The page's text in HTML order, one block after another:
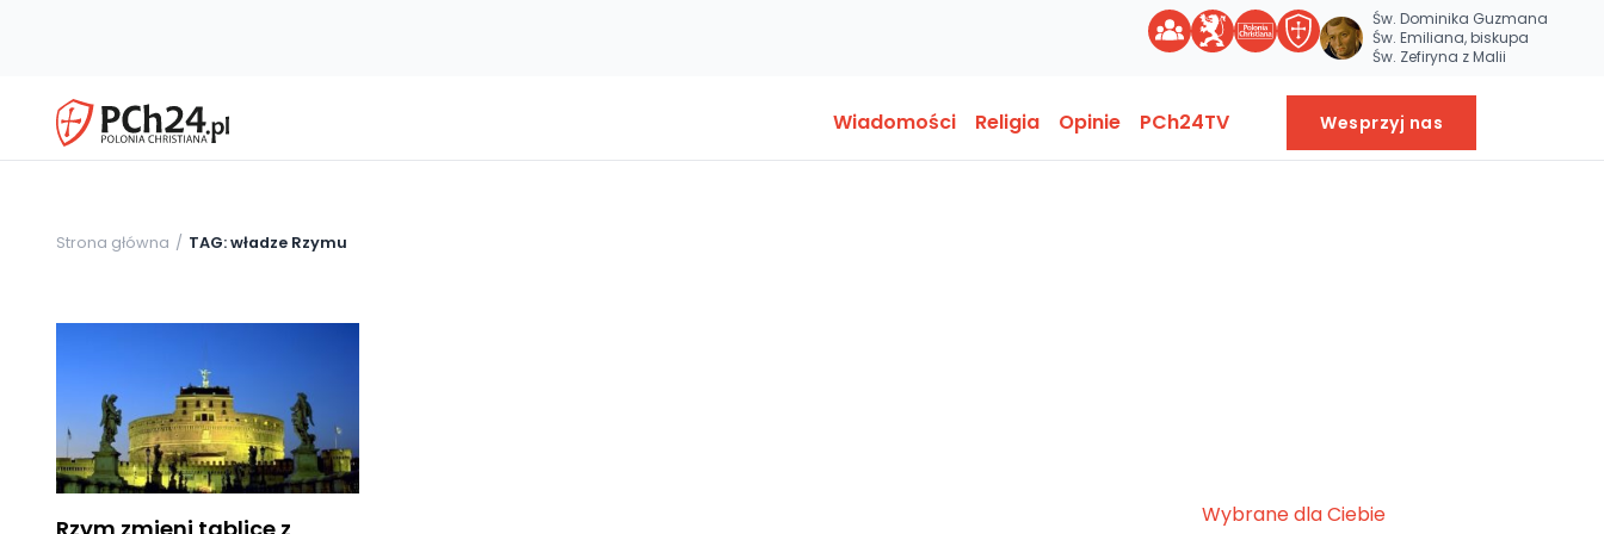
Św. Dominika Guzmana
Św. Emiliana, biskupa
Św. Zefiryna z Malii
Wiadomości Religia Opinie PCh24TV Wesprzyj nas
Strona główna TAG: władze Rzymu
Wybrane dla Ciebie